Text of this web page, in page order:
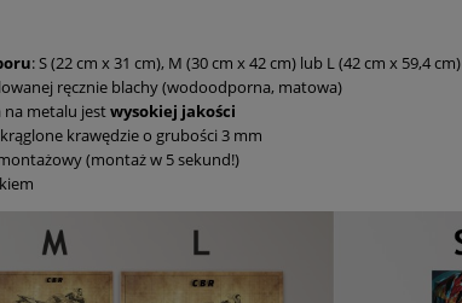
: S (22 cm x 31 cm), M (30 cm x 42 cm) lub L (42 cm x 59,4 cm)
ręcznie blachy (wodoodporna, matowa)
metalu jestwysokiej jakości
krawędzie o grubości 3 mm
(montaż w 5 sekund!)